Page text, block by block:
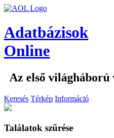
Adatbázisok
Online
Az első világháború
Keresés Térkép Információ
Találatok szűrése